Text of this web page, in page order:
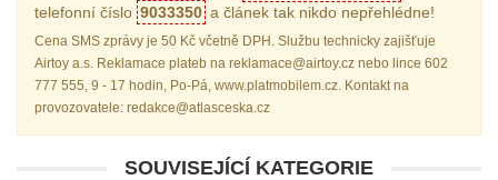
telefonní číslo 9033350 a článek tak nikdo nepřehlédne!
Cena SMS zprávy je 50 Kč včetně DPH. Službu technicky zajišťuje
Airtoy a.s. Reklamace plateb na reklamace@airtoy.cz nebo lince 602
777 555, 9 - 17 hodin, Po-Pá, www.platmobilem.cz. Kontakt na
provozovatele: redakce@atlasceska.cz
SOUVISEJÍCÍ KATEGORIE